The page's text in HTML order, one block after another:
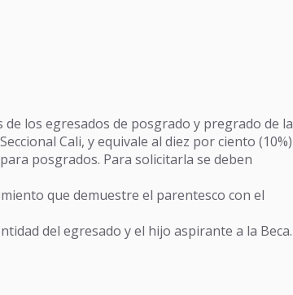
los egresados de posgrado y pregrado de la
Cali, y equivale al diez por ciento (10%)
posgrados. Para solicitarla se deben
que demuestre el parentesco con el
del egresado y el hijo aspirante a la Beca.